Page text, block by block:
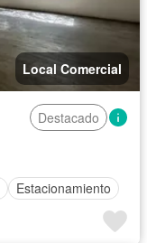
Local Comercial
Destacado
Estacionamiento